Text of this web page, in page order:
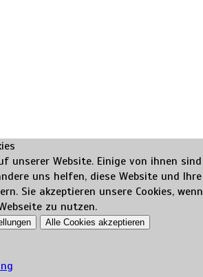
unserer Website. Einige von ihnen sind
uns helfen, diese Website und Ihre
Sie akzeptieren unsere Cookies, wenn
zu nutzen.
Alle Cookies akzeptieren